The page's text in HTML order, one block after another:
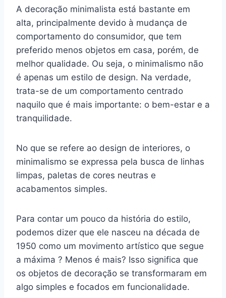
A decoração minimalista está bastante em
alta, principalmente devido à mudança de
comportamento do consumidor, que tem
preferido menos objetos em casa, porém, de
melhor qualidade. Ou seja, o minimalismo não
é apenas um estilo de design. Na verdade,
trata-se de um comportamento centrado
naquilo que é mais importante: o bem-estar e a
tranquilidade.
No que se refere ao design de interiores, o
minimalismo se expressa pela busca de linhas
limpas, paletas de cores neutras e
acabamentos simples.
Para contar um pouco da história do estilo,
podemos dizer que ele nasceu na década de
1950 como um movimento artístico que segue
a máxima ? Menos é mais? Isso significa que
os objetos de decoração se transformaram em
algo simples e focados em funcionalidade.